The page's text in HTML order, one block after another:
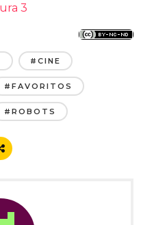
#CINE
#FAVORITOS
#ROBOTS